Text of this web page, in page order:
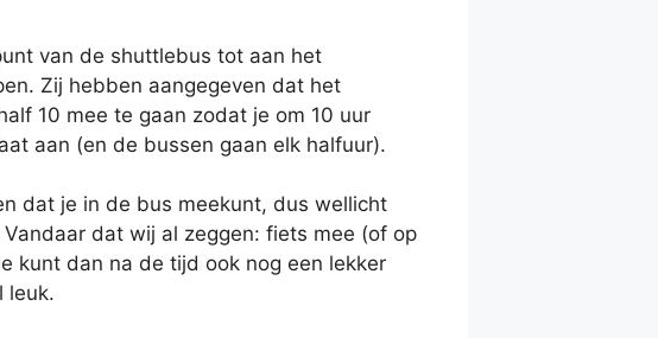
van de shuttlebus tot aan het
Zij hebben aangegeven dat het
10 mee te gaan zodat je om 10 uur
aan (en de bussen gaan elk halfuur).
dat je in de bus meekunt, dus wellicht
dat wij al zeggen: fiets mee (of op
kunt dan na de tijd ook nog een lekker
leuk.